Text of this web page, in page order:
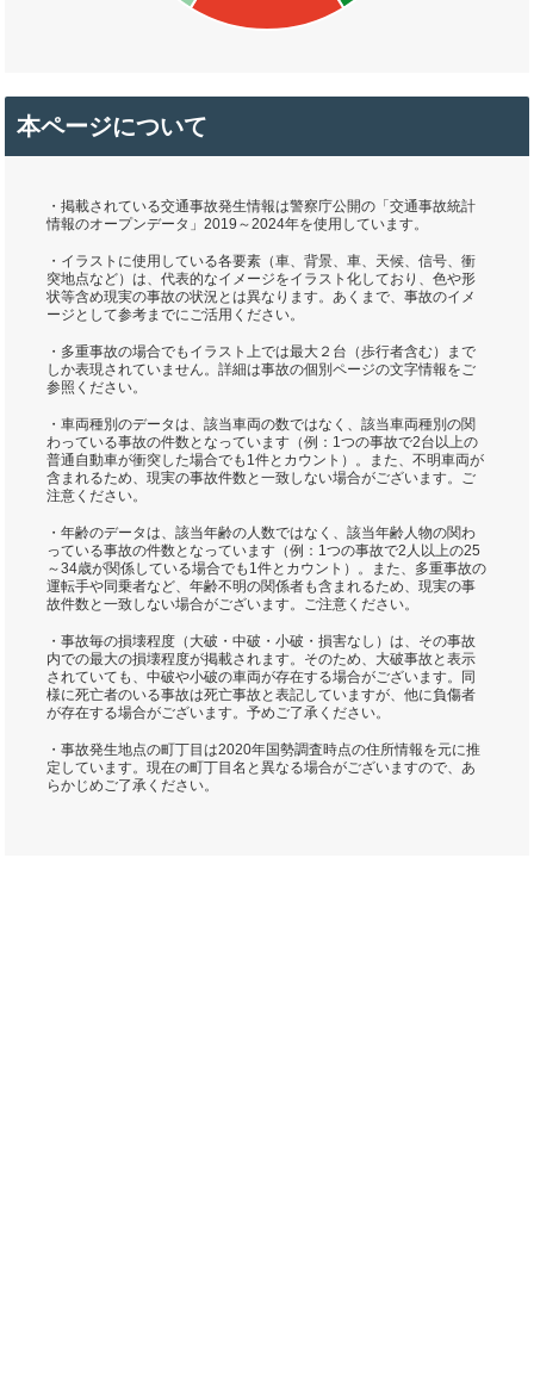
本ページについて
・掲載されている交通事故発生情報は警察庁公開の「交通事故統計
情報のオープンデータ」2019～2024年を使用しています。
・イラストに使用している各要素（車、背景、車、天候、信号、衝
突地点など）は、代表的なイメージをイラスト化しており、色や形
状等含め現実の事故の状況とは異なります。あくまで、事故のイメ
ージとして参考までにご活用ください。
・多重事故の場合でもイラスト上では最大２台（歩行者含む）まで
しか表現されていません。詳細は事故の個別ページの文字情報をご
参照ください。
・車両種別のデータは、該当車両の数ではなく、該当車両種別の関
わっている事故の件数となっています（例：1つの事故で2台以上の
普通自動車が衝突した場合でも1件とカウント）。また、不明車両が
含まれるため、現実の事故件数と一致しない場合がございます。ご
注意ください。
・年齢のデータは、該当年齢の人数ではなく、該当年齢人物の関わ
っている事故の件数となっています（例：1つの事故で2人以上の25
～34歳が関係している場合でも1件とカウント）。また、多重事故の
運転手や同乗者など、年齢不明の関係者も含まれるため、現実の事
故件数と一致しない場合がございます。ご注意ください。
・事故毎の損壊程度（大破・中破・小破・損害なし）は、その事故
内での最大の損壊程度が掲載されます。そのため、大破事故と表示
されていても、中破や小破の車両が存在する場合がございます。同
様に死亡者のいる事故は死亡事故と表記していますが、他に負傷者
が存在する場合がございます。予めご了承ください。
・事故発生地点の町丁目は2020年国勢調査時点の住所情報を元に推
定しています。現在の町丁目名と異なる場合がございますので、あ
らかじめご了承ください。